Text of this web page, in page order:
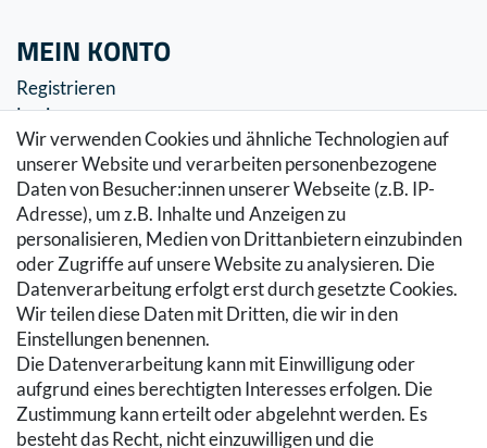
Wir verwenden Cookies und ähnliche Technologien auf
unserer Website und verarbeiten personenbezogene
Daten von Besucher:innen unserer Webseite (z.B. IP-
Adresse), um z.B. Inhalte und Anzeigen zu
personalisieren, Medien von Drittanbietern einzubinden
oder Zugriffe auf unsere Website zu analysieren. Die
Datenverarbeitung erfolgt erst durch gesetzte Cookies.
Wir teilen diese Daten mit Dritten, die wir in den
Einstellungen benennen.
Die Datenverarbeitung kann mit Einwilligung oder
aufgrund eines berechtigten Interesses erfolgen. Die
Zustimmung kann erteilt oder abgelehnt werden. Es
besteht das Recht, nicht einzuwilligen und die
MEIN KONTO
Registrieren
Login
SERVICE
Zahlung & Versand
Warenkorb
Zur Kasse
Hilfe
RECHTLICHES
Kontakt
Datenschutzerklärung
AGB